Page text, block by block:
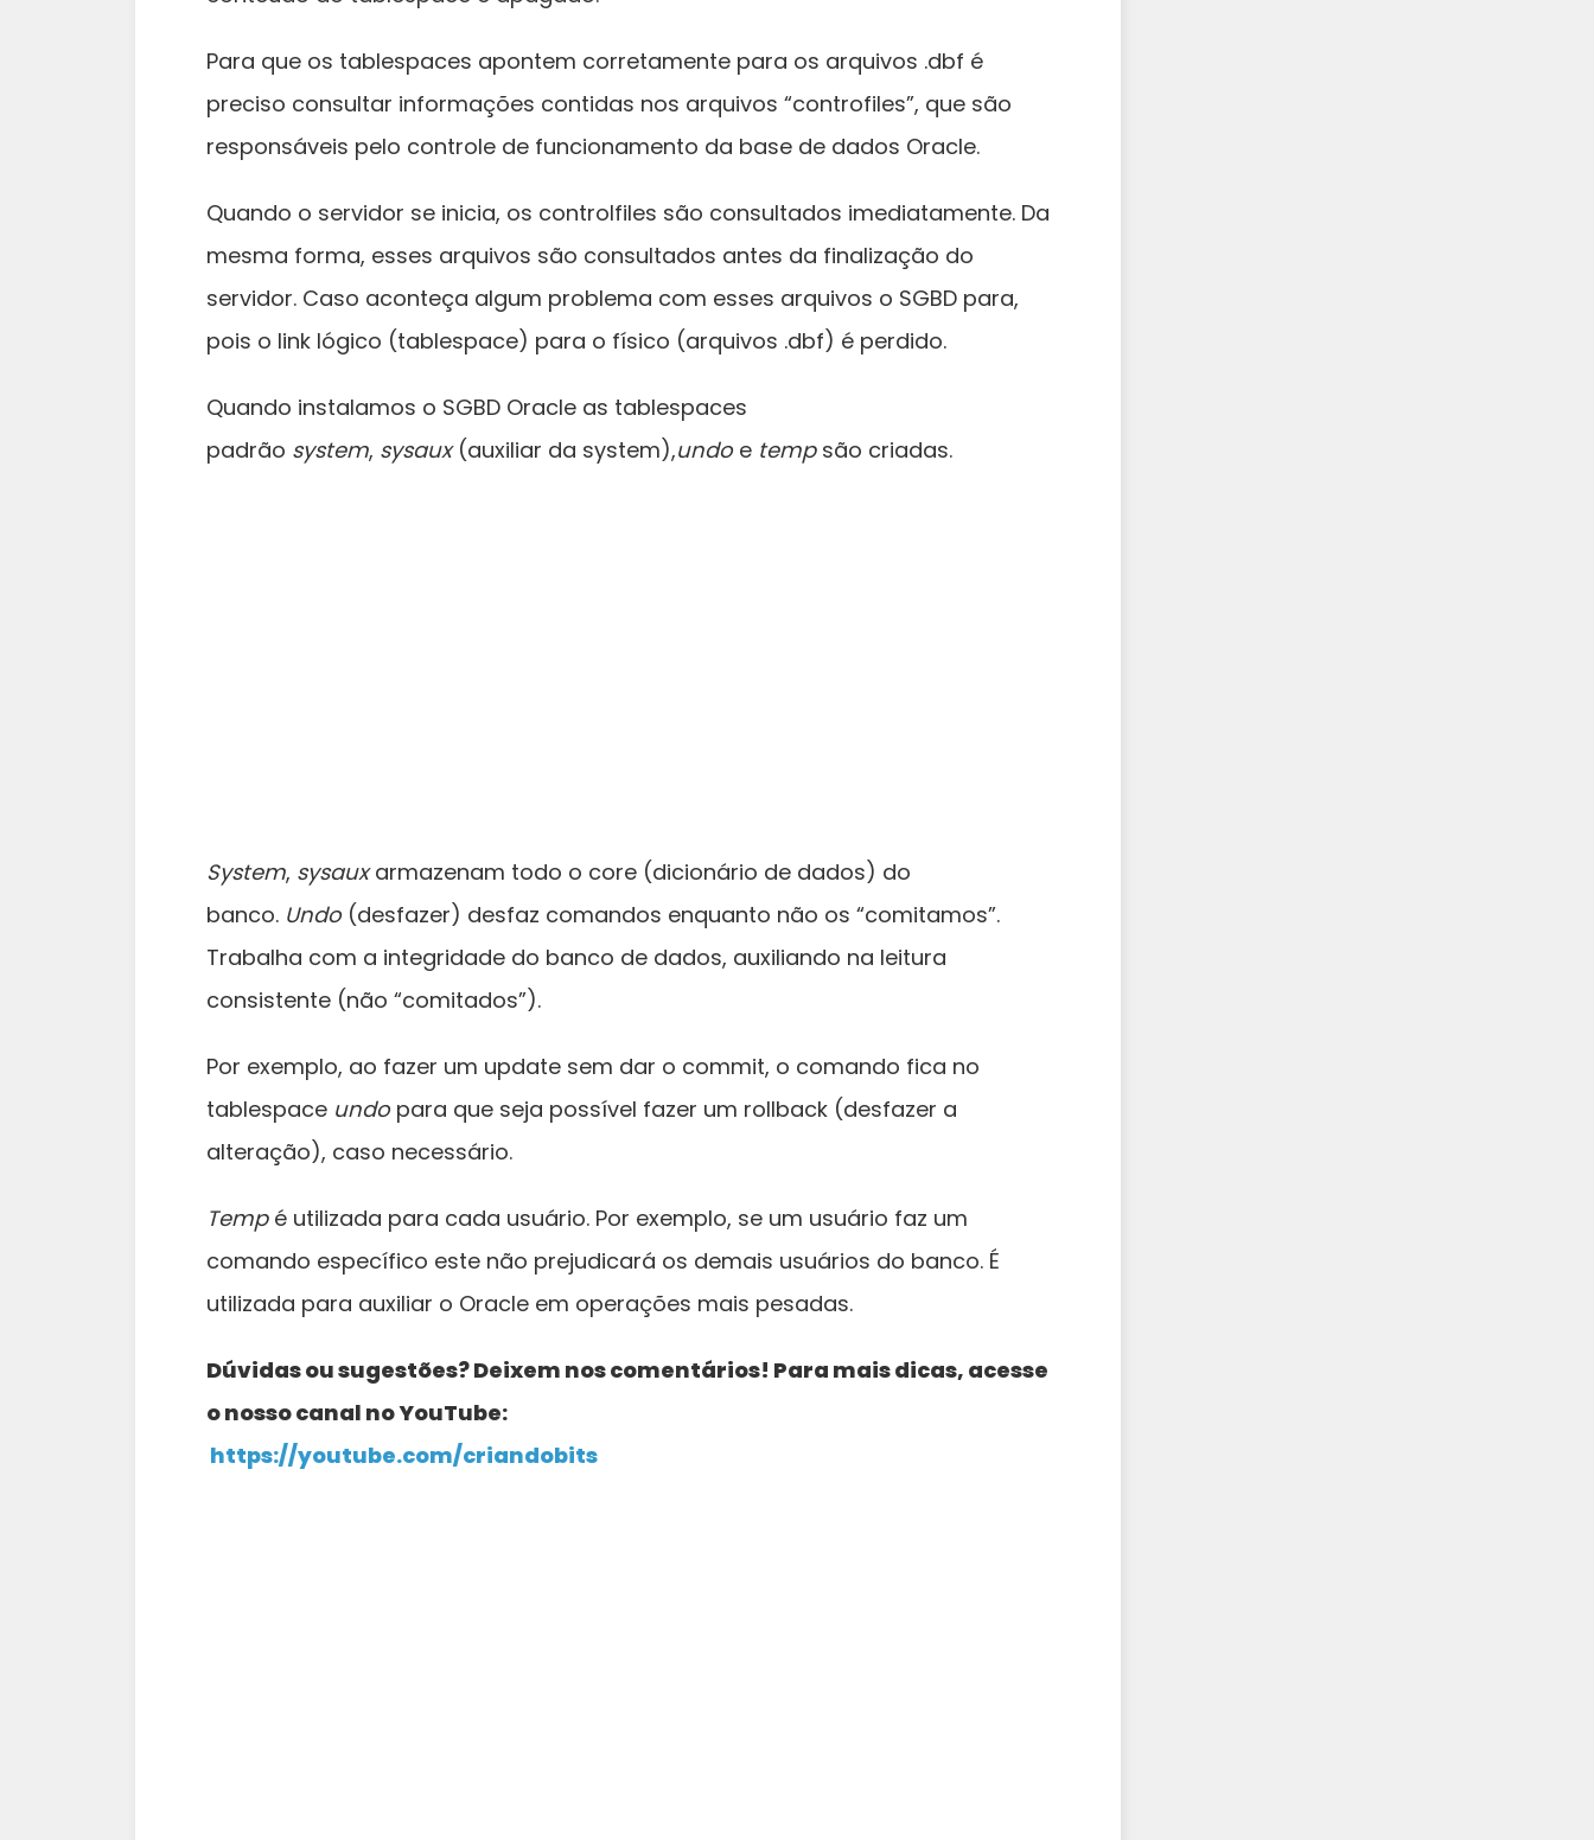
Para que os tablespaces apontem corretamente para os arquivos .dbf é
preciso consultar informações contidas nos arquivos “controfiles”, que são
responsáveis pelo controle de funcionamento da base de dados Oracle.
Quando o servidor se inicia, os controlfiles são consultados imediatamente. Da
mesma forma, esses arquivos são consultados antes da finalização do
servidor. Caso aconteça algum problema com esses arquivos o SGBD para,
pois o link lógico (tablespace) para o físico (arquivos .dbf) é perdido.
Quando instalamos o SGBD Oracle as tablespaces
padrão system, sysaux(auxiliar da system),undoe tempsão criadas.
System, sysauxarmazenam todo o core (dicionário de dados) do
banco. Undo(desfazer) desfaz comandos enquanto não os “comitamos”.
Trabalha com a integridade do banco de dados, auxiliando na leitura
consistente (não “comitados”).
Por exemplo, ao fazer um update sem dar o commit, o comando fica no
tablespace undopara que seja possível fazer um rollback (desfazer a
alteração), caso necessário.
Tempé utilizada para cada usuário. Por exemplo, se um usuário faz um
comando específico este não prejudicará os demais usuários do banco. É
utilizada para auxiliar o Oracle em operações mais pesadas.
Dúvidas ou sugestões? Deixem nos comentários! Para mais dicas, acesse
o nosso canal no YouTube:
https://youtube.com/criandobits